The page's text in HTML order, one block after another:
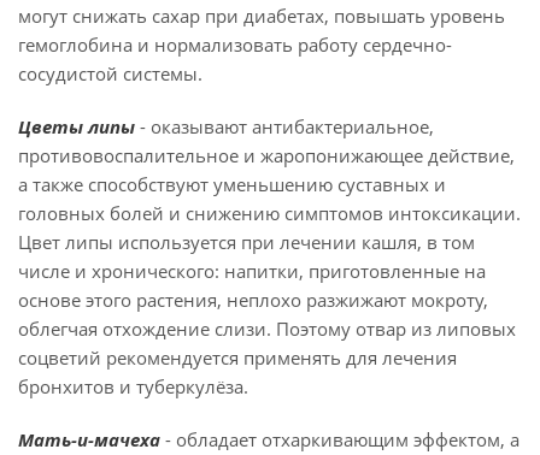
могут снижать сахар при диабетах, повышать уровень
гемоглобина и нормализовать работу сердечно-
сосудистой системы.
Цветы липы - оказывают антибактериальное,
противовоспалительное и жаропонижающее действие,
а также способствуют уменьшению суставных и
головных болей и снижению симптомов интоксикации.
Цвет липы используется при лечении кашля, в том
числе и хронического: напитки, приготовленные на
основе этого растения, неплохо разжижают мокроту,
облегчая отхождение слизи. Поэтому отвар из липовых
соцветий рекомендуется применять для лечения
бронхитов и туберкулёза.
Мать-и-мачеха - обладает отхаркивающим эффектом, а